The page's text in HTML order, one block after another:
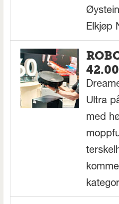
Elkjøp
Ultra
med